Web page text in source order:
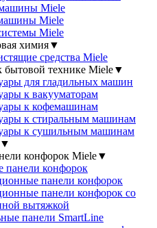
Miele
Miele
Miele
химия▼
средства Miele
бытовой технике Miele▼
для гладильных машин
к вакууматорам
к кофемашинам
к стиральным машинам
к сушильным машинам
▼
конфорок Miele▼
панели конфорок
панели конфорок
панели конфорок со
вытяжкой
панели SmartLine